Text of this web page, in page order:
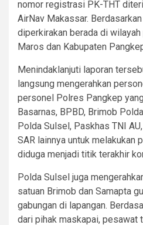
nomor registrasi PK-THT
AirNav Makassar.
diperkirakan berada di
Maros dan Kabupaten
Menindaklanjuti laporan
langsung mengerahkan
personel Polres Pangkep
Basarnas, BPBD, Brimob
Polda Sulsel, Paskhas TNI
SAR lainnya untuk melakukan
diduga menjadi titik terakhir
Polda Sulsel juga
satuan Brimob dan Samapta
gabungan di lapangan.
dari pihak maskapai, pesawat